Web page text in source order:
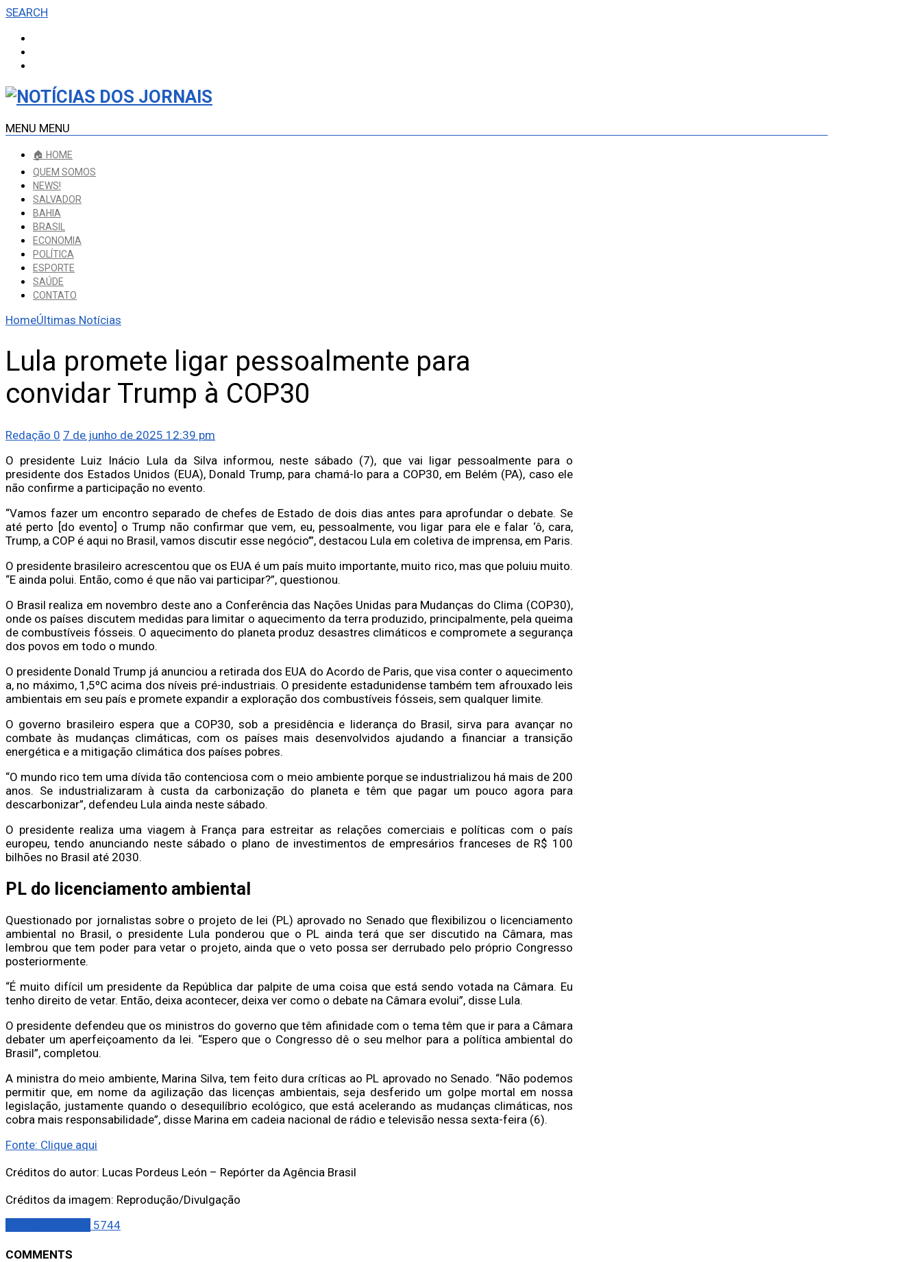
SEARCH
MENU MENU
🏠 HOME
QUEM SOMOS
NEWS!
SALVADOR
BAHIA
BRASIL
ECONOMIA
POLÍTICA
ESPORTE
SAÚDE
CONTATO
HomeÚltimas Notícias
Lula promete ligar pessoalmente para
convidar Trump à COP30
Redação 0 7 de junho de 2025 12:39 pm
O presidente Luiz Inácio Lula da Silva informou, neste sábado (7), que vai ligar pessoalmente para o
presidente dos Estados Unidos (EUA), Donald Trump, para chamá-lo para a COP30, em Belém (PA), caso ele
não confirme a participação no evento.
“Vamos fazer um encontro separado de chefes de Estado de dois dias antes para aprofundar o debate. Se
até perto [do evento] o Trump não confirmar que vem, eu, pessoalmente, vou ligar para ele e falar ‘ô, cara,
Trump, a COP é aqui no Brasil, vamos discutir esse negócio’”, destacou Lula em coletiva de imprensa, em Paris.
O presidente brasileiro acrescentou que os EUA é um país muito importante, muito rico, mas que poluiu muito.
“E ainda polui. Então, como é que não vai participar?”, questionou.
O Brasil realiza em novembro deste ano a Conferência das Nações Unidas para Mudanças do Clima (COP30),
onde os países discutem medidas para limitar o aquecimento da terra produzido, principalmente, pela queima
de combustíveis fósseis. O aquecimento do planeta produz desastres climáticos e compromete a segurança
dos povos em todo o mundo.
O presidente Donald Trump já anunciou a retirada dos EUA do Acordo de Paris, que visa conter o aquecimento
a, no máximo, 1,5ºC acima dos níveis pré-industriais. O presidente estadunidense também tem afrouxado leis
ambientais em seu país e promete expandir a exploração dos combustíveis fósseis, sem qualquer limite.
O governo brasileiro espera que a COP30, sob a presidência e liderança do Brasil, sirva para avançar no
combate às mudanças climáticas, com os países mais desenvolvidos ajudando a financiar a transição
energética e a mitigação climática dos países pobres.
“O mundo rico tem uma dívida tão contenciosa com o meio ambiente porque se industrializou há mais de 200
anos. Se industrializaram à custa da carbonização do planeta e têm que pagar um pouco agora para
descarbonizar”, defendeu Lula ainda neste sábado.
O presidente realiza uma viagem à França para estreitar as relações comerciais e políticas com o país
europeu, tendo anunciando neste sábado o plano de investimentos de empresários franceses de R$ 100
bilhões no Brasil até 2030.
PL do licenciamento ambiental
Questionado por jornalistas sobre o projeto de lei (PL) aprovado no Senado que flexibilizou o licenciamento
ambiental no Brasil, o presidente Lula ponderou que o PL ainda terá que ser discutido na Câmara, mas
lembrou que tem poder para vetar o projeto, ainda que o veto possa ser derrubado pelo próprio Congresso
posteriormente.
“É muito difícil um presidente da República dar palpite de uma coisa que está sendo votada na Câmara. Eu
tenho direito de vetar. Então, deixa acontecer, deixa ver como o debate na Câmara evolui”, disse Lula.
O presidente defendeu que os ministros do governo que têm afinidade com o tema têm que ir para a Câmara
debater um aperfeiçoamento da lei. “Espero que o Congresso dê o seu melhor para a política ambiental do
Brasil”, completou.
A ministra do meio ambiente, Marina Silva, tem feito dura críticas ao PL aprovado no Senado. “Não podemos
permitir que, em nome da agilização das licenças ambientais, seja desferido um golpe mortal em nossa
legislação, justamente quando o desequilíbrio ecológico, que está acelerando as mudanças climáticas, nos
cobra mais responsabilidade”, disse Marina em cadeia nacional de rádio e televisão nessa sexta-feira (6).
Fonte: Clique aqui
Créditos do autor: Lucas Pordeus León – Repórter da Agência Brasil
Créditos da imagem: Reprodução/Divulgação
5744
COMMENTS